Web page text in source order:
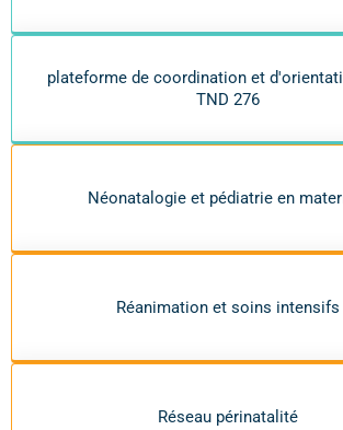
plateforme de coordination et
TND 276
Néonatalogie et pédiatrie en
Réanimation et soins intensifs
Réseau périnatalité